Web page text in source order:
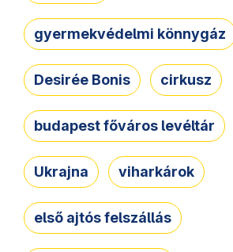
gyermekvédelmi könnygáz
Desirée Bonis cirkusz
budapest főváros levéltár
Ukrajna viharkárok
első ajtós felszállás